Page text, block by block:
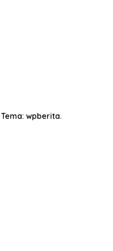
Tema: wpberita.